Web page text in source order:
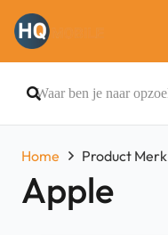
Home Product Merk
Apple